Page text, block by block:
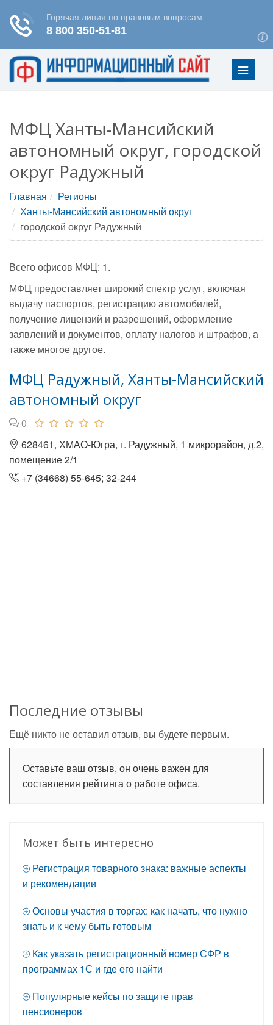
Меню
МФЦ Ханты-Мансийский
автономный округ, городской
округ Радужный
Главная
Регионы
Ханты-Мансийский автономный округ
городской округ Радужный
Всего офисов МФЦ: 1.
МФЦ предоставляет широкий спектр услуг, включая
выдачу паспортов, регистрацию автомобилей,
получение лицензий и разрешений, оформление
заявлений и документов, оплату налогов и штрафов, а
также многое другое.
МФЦ Радужный, Ханты-Мансийский
автономный округ
0
628461, ХМАО-Югра, г. Радужный, 1 микрорайон, д.2,
помещение 2/1
+7 (34668) 55-645; 32-244
Последние отзывы
Ещё никто не оставил отзыв, вы будете первым.
Оставьте ваш отзыв, он очень важен для
составления рейтинга о работе офиса.
Может быть интересно
Регистрация товарного знака: важные аспекты
и рекомендации
Основы участия в торгах: как начать, что нужно
знать и к чему быть готовым
Как указать регистрационный номер СФР в
программах 1С и где его найти
Популярные кейсы по защите прав
пенсионеров